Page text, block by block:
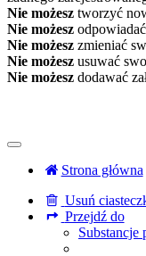
Nie możesz tworzyć
Nie możesz
Nie możesz zmieniać
Nie możesz usuwać
Nie możesz dodawać
Strona główna
Usuń
Przejdź do
Substancje